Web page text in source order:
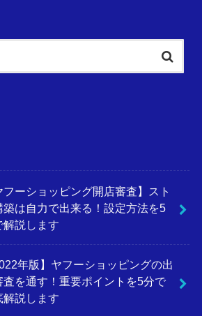
フーショッピング開店審査】スト
築は自力で出来る！設定方法を5
解説します
年版】ヤフーショッピングの出
査を通す！重要ポイントを5分で
解説します